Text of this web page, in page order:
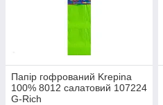
Папір гофрований Krepina
100% 8012 салатовий 107224
G-Rich